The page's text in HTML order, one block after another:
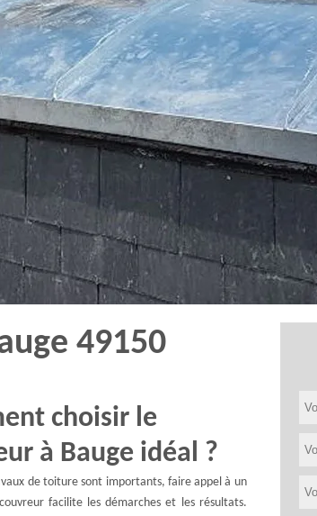
49150
choisir le
à Bauge idéal ?
de toiture sont importants, faire appel à un
facilite les démarches et les résultats.